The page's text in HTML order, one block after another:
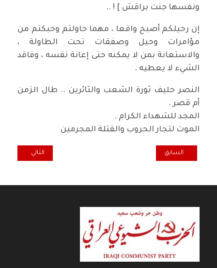
ونفسها جنت براقش ] ! ..
إن رحيلكم أصبح واقعا ، مهما حاولتم وحبكتم من
مؤامرات وحيل وصفقات تحت الطاولة ،
والاستعانة بمن لا يمكنه حتى إعانة نفسه ، وفاقد
الشيء لا يعطيه .
النصر حليف ثورة الشعب والثائرين .. طال الزمن
أم قصر .
المجد للشهداء الكرام .
الموت لتجار الحروب والقتلة المجرمين
المقال السابق: يوم المعاق العالمي
السابق المقال التالي:
التالي